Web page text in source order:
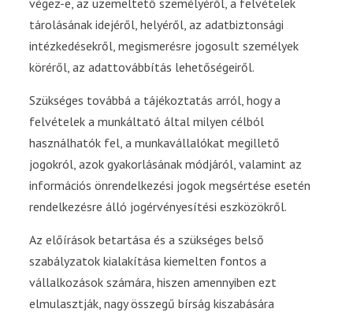
végez-e, az üzemeltető személyéről, a felvételek
tárolásának idejéről, helyéről, az adatbiztonsági
intézkedésekről, megismerésre jogosult személyek
köréről, az adattovábbítás lehetőségeiről.
Szükséges továbbá a tájékoztatás arról, hogy a
felvételek a munkáltató által milyen célból
használhatók fel, a munkavállalókat megillető
jogokról, azok gyakorlásának módjáról, valamint az
információs önrendelkezési jogok megsértése esetén
rendelkezésre álló jogérvényesítési eszközökről.
Az előírások betartása és a szükséges belső
szabályzatok kialakítása kiemelten fontos a
vállalkozások számára, hiszen amennyiben ezt
elmulasztják, nagy összegű bírság kiszabására